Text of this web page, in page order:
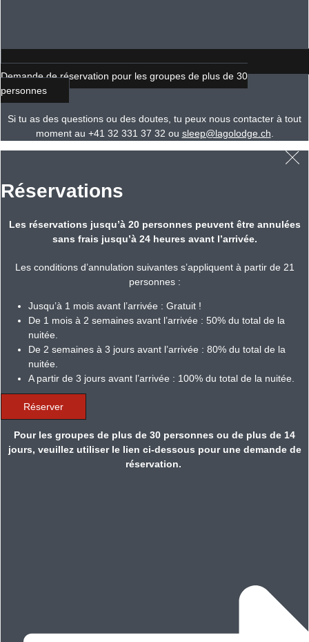
Demande de réservation pour les groupes de plus de 30
personnes
Si tu as des questions ou des doutes, tu peux nous contacter à tout
moment au +41 32 331 37 32 ou sleep@lagolodge.ch.
Réservations
Les réservations jusqu’à 20 personnes peuvent être annulées
sans frais jusqu’à 24 heures avant l’arrivée.
Les conditions d’annulation suivantes s’appliquent à partir de 21
personnes :
Jusqu’à 1 mois avant l’arrivée : Gratuit !
De 1 mois à 2 semaines avant l’arrivée : 50% du total de la
nuitée.
De 2 semaines à 3 jours avant l’arrivée : 80% du total de la
nuitée.
A partir de 3 jours avant l’arrivée : 100% du total de la nuitée.
Réserver
Pour les groupes de plus de 30 personnes ou de plus de 14
jours, veuillez utiliser le lien ci-dessous pour une demande de
réservation.